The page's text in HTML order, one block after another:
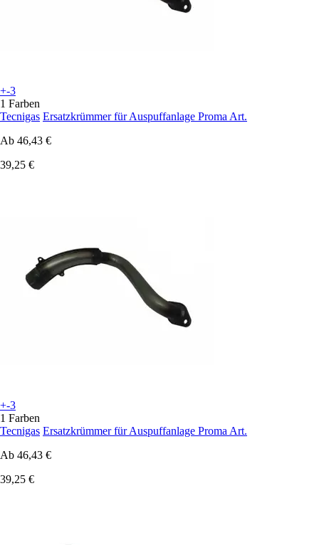
+-3
1 Farben
Tecnigas Ersatzkrümmer für Auspuffanlage Proma Art.
Ab 46,43 €
39,25 €
+-3
1 Farben
Tecnigas Ersatzkrümmer für Auspuffanlage Proma Art.
Ab 46,43 €
39,25 €